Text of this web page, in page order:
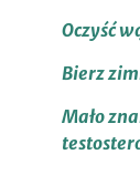
Oczyść
Bierz
Mało